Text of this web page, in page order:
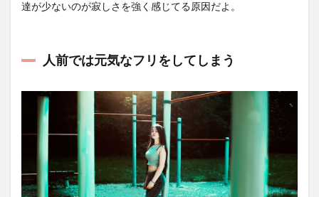
達が少ないのが寂しさを強く感じてる原因だよ。
人前では元気なフリをしてしまう